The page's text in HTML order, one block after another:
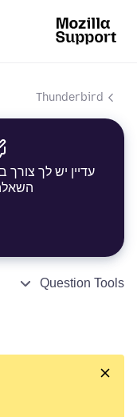
Thunderbird
עדיין יש לך
Question Tools